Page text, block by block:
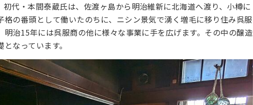
初代・本間泰蔵氏は、佐渡ヶ島から明治維新に北海道へ渡り、小樽に
格の番頭として働いたのちに、ニシン景気で湧く増毛に移り住み呉服
明治15年には呉服商の他に様々な事業に手を広げます。その中の醸造
なっています。